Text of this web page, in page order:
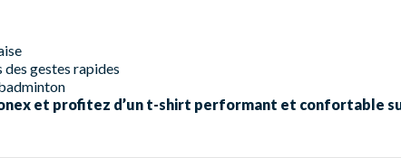
gestes rapides
et profitez d’un t-shirt performant et confortable